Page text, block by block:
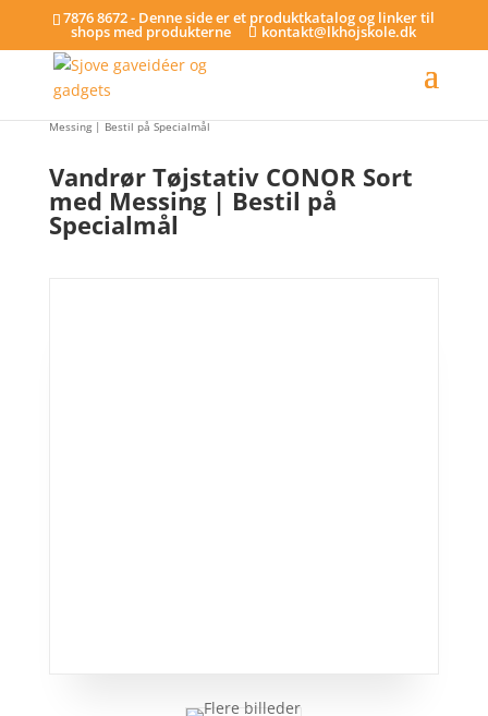
7876 8672 - Denne side er et produktkatalog og linker til
shops med produkterne kontakt@lkhojskole.dk
Messing | Bestil på Specialmål
Vandrør Tøjstativ CONOR Sort
med Messing | Bestil på
Specialmål